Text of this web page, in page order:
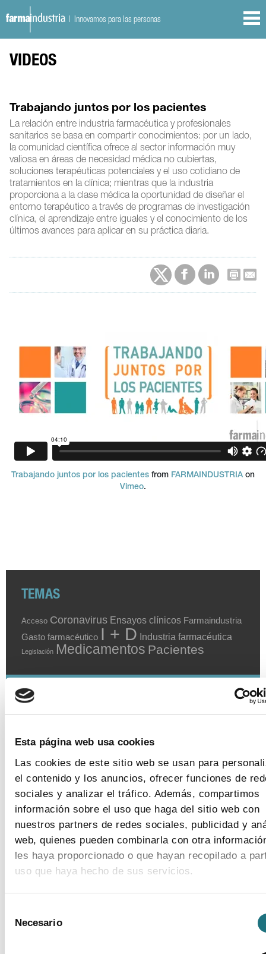
Esta página web usa cookies
Las cookies de este sitio web se usan para
el contenido y los anuncios, ofrecer funciones de
sociales y analizar el tráfico. Además, compartimos
información sobre el uso que haga del sitio web con
nuestros partners de redes sociales, publicidad y
web, quienes pueden combinarla con otra
les haya proporcionado o que hayan recopilado a
uso que haya hecho de sus servicios.
de cookies
Necesario
| Innovamos para las personas
VIDEOS
Trabajando juntos por los pacientes
La relación entre industria farmacéutica y profesionales
sanitarios se basa en compartir conocimientos: por un lado,
la comunidad científica ofrece al sector información muy
valiosa en áreas de necesidad médica no cubiertas,
soluciones terapéuticas potenciales y el uso cotidiano de
tratamientos en la clínica; mientras que la industria
proporciona a la clase médica la oportunidad de diseñar el
entorno terapéutico a través de programas de investigación
clínica, el aprendizaje entre iguales y el conocimiento de los
últimos avances para aplicar en su práctica diaria.
Trabajando juntos por los pacientes from FARMAINDUSTRIAon
Vimeo.
TEMAS
Acceso Coronavirus Ensayos clínicos Farmaindustria
Gasto farmacéutico I + D Industria farmacéutica
Legislación Medicamentos Pacientes
farmacéutica (2024)
ver más
Encuesta de empleo en la industria
farmacéutica (2023)
ver más